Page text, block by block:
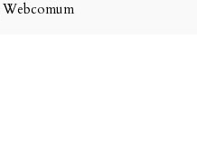
Webcomum